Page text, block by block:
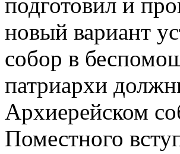
новый вариант
собор в
патриархи
Архиерейском
Поместного